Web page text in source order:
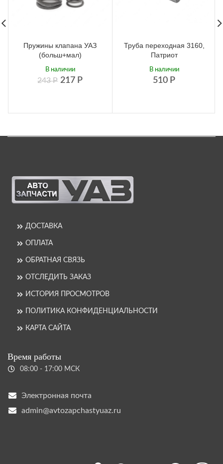
Пружины клапана УАЗ
(больш+мал)
243Р 217 Р
В наличии
Труба переходная 3160,
Патриот
510 Р
В наличии
ДОСТАВКА
ОПЛАТА
ОБРАТНАЯ СВЯЗЬ
ОТСЛЕДИТЬ ЗАКАЗ
ИСТОРИЯ ПРОСМОТРОВ
ПОЛИТИКА КОНФИДЕНЦИАЛЬНОСТИ
КАРТА САЙТА
Время работы
08:00 - 17:00 МСК
Электронная почта
admin@avtozapchastyuaz.ru